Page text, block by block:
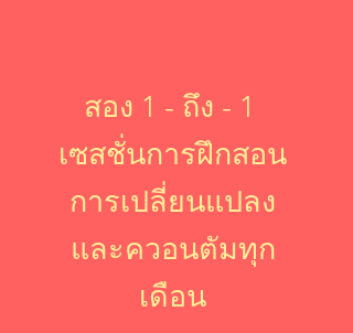
สอง 1 - ถึง - 1
เซสชั่นการฝึกสอน
การเปลี่ยนแปลง
และควอนตัมทุก
เดือน